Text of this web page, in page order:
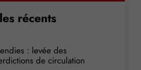
récents
: levée des
de circulation